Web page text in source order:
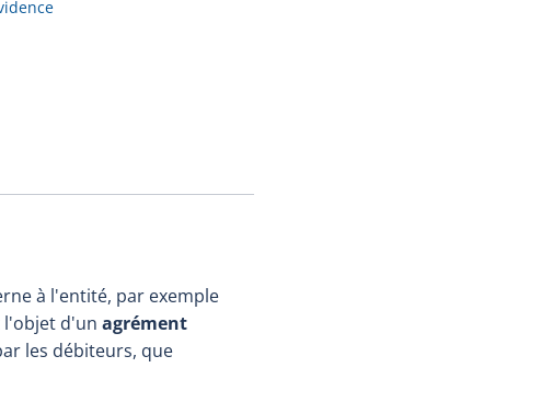
à l'entité, par exemple
l'objet d'un agrément
les débiteurs, que